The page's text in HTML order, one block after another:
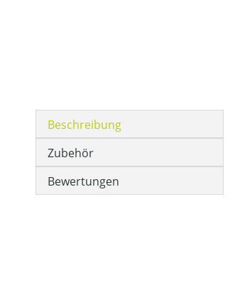
Beschreibung
Zubehör
Bewertungen